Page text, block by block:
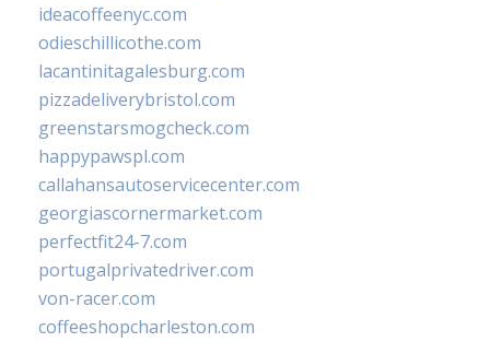
ideacoffeenyc.com
odieschillicothe.com
lacantinitagalesburg.com
pizzadeliverybristol.com
greenstarsmogcheck.com
happypawspl.com
callahansautoservicecenter.com
georgiascornermarket.com
perfectfit24-7.com
portugalprivatedriver.com
von-racer.com
coffeeshopcharleston.com